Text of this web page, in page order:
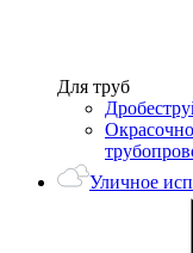
Для труб
Уличное